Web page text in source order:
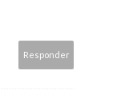
Responder